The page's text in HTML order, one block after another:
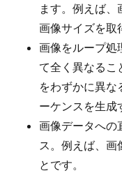
ます。例えば
画像サイズを取
画像をループ処
て全く異なるこ
をわずかに異な
ーケンスを生成
画像データへの
ス。例えば、画
とです。